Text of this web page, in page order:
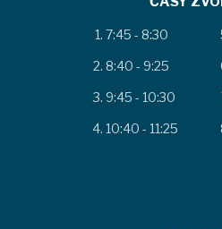
7:45 - 8:30
8:40 - 9:25
9:45 - 10:30
10:40 - 11:25